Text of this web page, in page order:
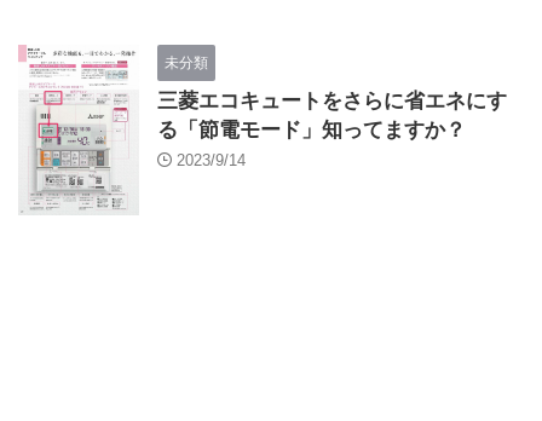
未分類
三菱エコキュートをさらに省エネにす
る「節電モード」知ってますか？
2023/9/14